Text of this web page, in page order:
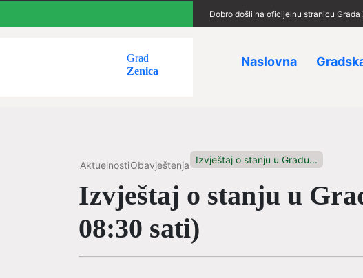
Dobro došli na oficijelnu stranicu Grada
Grad
Zenica
Naslovna
AktuelnostiObavještenja Izvještaj o stanju u Gradu...
Izvještaj o stanju u
08:30 sati)